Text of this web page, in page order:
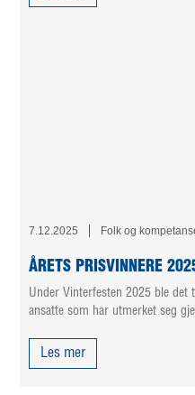
7.12.2025 Folk og
ÅRETS PRISVINNERE
Under Vinterfesten 2025 ble det
ansatte som har utmerket seg
Les mer